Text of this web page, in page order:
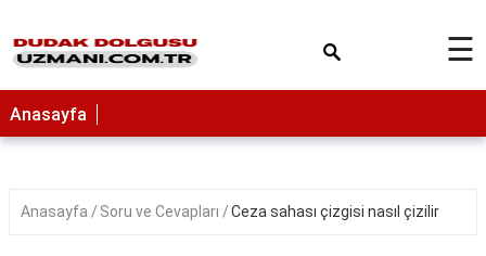
☰
Anasayfa
Anasayfa Soru ve Cevapları Ceza sahası çizgisi nasıl çizilir